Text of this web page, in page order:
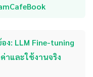
ง: LLM Fine-tuning
าและใช้งานจริง